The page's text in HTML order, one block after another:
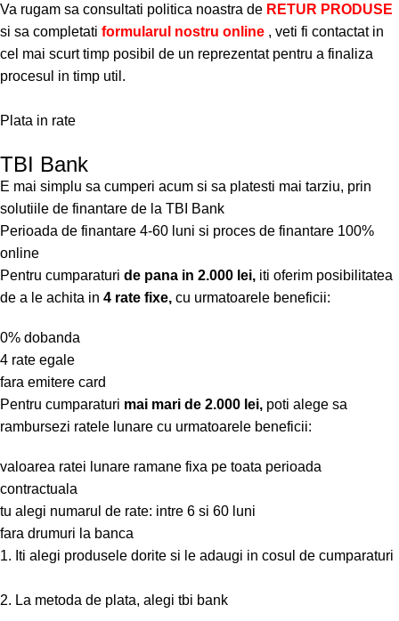
Va rugam sa consultati politica noastra de RETUR PRODUSE
si sa completati formularul nostru online , veti fi contactat in
cel mai scurt timp posibil de un reprezentat pentru a finaliza
procesul in timp util.
Plata in rate
TBI Bank
E mai simplu sa cumperi acum si sa platesti mai tarziu, prin
solutiile de finantare de la TBI Bank
Perioada de finantare 4-60 luni si proces de finantare 100%
online
Pentru cumparaturi de pana in 2.000 lei, iti oferim posibilitatea
de a le achita in 4 rate fixe, cu urmatoarele beneficii:
0% dobanda
4 rate egale
fara emitere card
Pentru cumparaturi mai mari de 2.000 lei, poti alege sa
rambursezi ratele lunare cu urmatoarele beneficii:
valoarea ratei lunare ramane fixa pe toata perioada
contractuala
tu alegi numarul de rate: intre 6 si 60 luni
fara drumuri la banca
1. Iti alegi produsele dorite si le adaugi in cosul de cumparaturi
2. La metoda de plata, alegi tbi bank